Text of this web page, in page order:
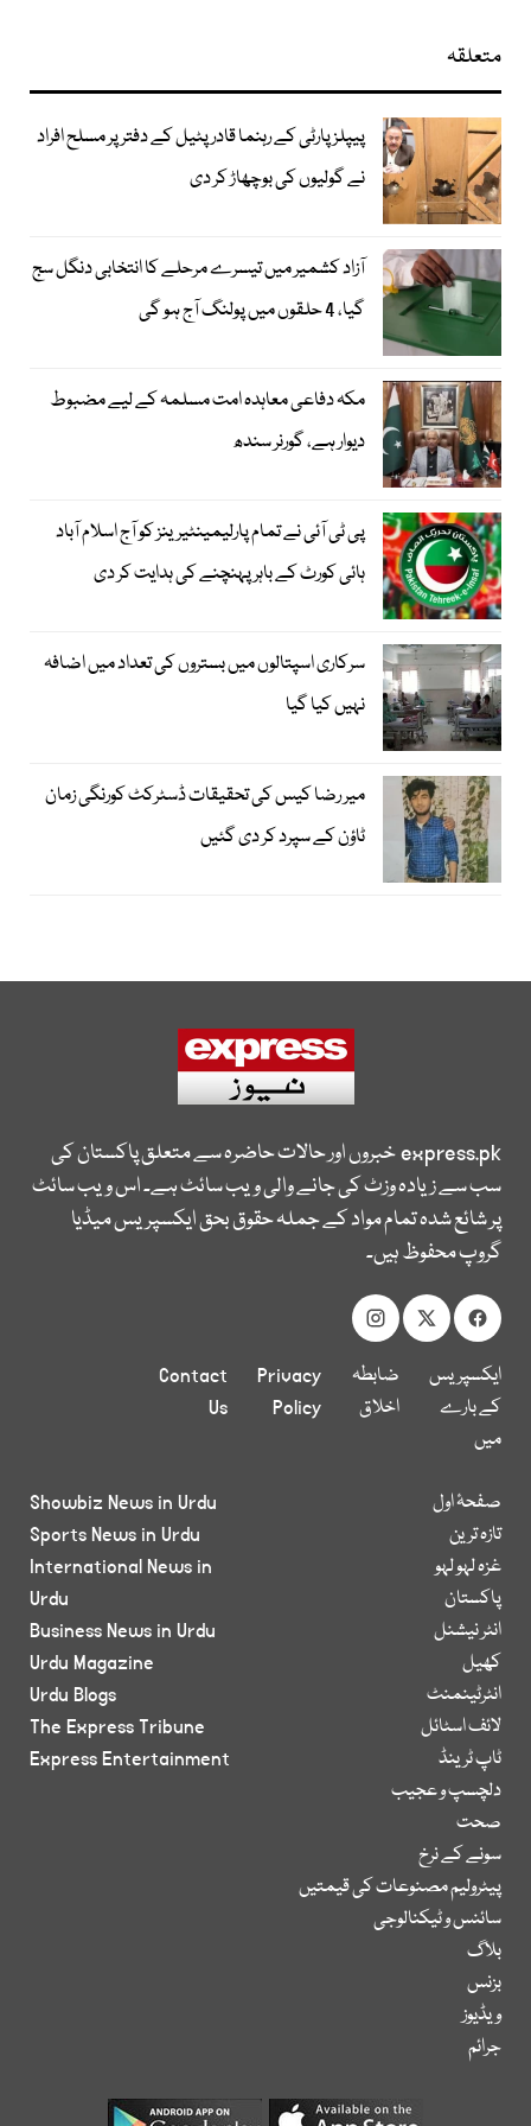
متعلقہ
پیپلز پارٹی کے رہنما قادر پٹیل کے دفتر پر مسلح افراد
نے گولیوں کی بوچھاڑ کر دی
آزاد کشمیر میں تیسرے مرحلے کا انتخابی دنگل سج
گیا، 4 حلقوں میں پولنگ آج ہو گی
مکہ دفاعی معاہدہ امت مسلمہ کے لیے مضبوط
دیوار ہے، گورنر سندھ
پی ٹی آئی نے تمام پارلیمینٹیرینز کو آج اسلام آباد
ہائی کورٹ کے باہر پہنچنے کی ہدایت کر دی
سرکاری اسپتالوں میں بستروں کی تعداد میں اضافہ
نہیں کیا گیا
میر رضا کیس کی تحقیقات ڈسٹرکٹ کورنگی زمان
ٹاؤن کے سپرد کر دی گئیں
express.pkخبروں اور حالات حاضرہ سے متعلق پاکستان کی
سب سے زیادہ وزٹ کی جانے والی ویب سائٹ ہے۔ اس ویب سائٹ
پر شائع شدہ تمام مواد کے جملہ حقوق بحق ایکسپریس میڈیا
گروپ محفوظ ہیں۔
ایکسپریس
کے بارے
میں
ضابطہ
اخلاق
Privacy
Policy
Contact
Us
صفحۂ اول
تازہ ترین
غزہ لہو لہو
پاکستان
انٹر نیشنل
کھیل
انٹرٹینمنٹ
لائف اسٹائل
ٹاپ ٹرینڈ
دلچسپ و عجیب
صحت
سونے کے نرخ
پیٹرولیم مصنوعات کی قیمتیں
سائنس و ٹیکنالوجی
بلاگ
بزنس
ویڈیوز
جرائم
Showbiz News in Urdu
Sports News in Urdu
International News in
Urdu
Business News in Urdu
Urdu Magazine
Urdu Blogs
The Express Tribune
Express Entertainment